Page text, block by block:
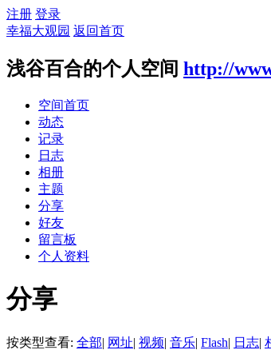
注册 登录
幸福大观园 返回首页
浅谷百合的个人空间 http://
空间首页
动态
记录
日志
相册
主题
分享
好友
留言板
个人资料
分享
按类型查看: 全部| 网址| 视频| 音乐| Flash| 日志|